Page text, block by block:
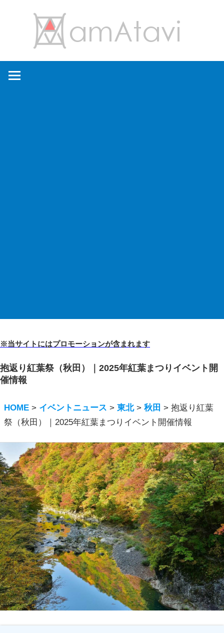
を
※当サイトにはプロモーションが含まれます
抱返り紅葉祭（秋田）｜2025年紅葉まつりイベント開
催情報
HOME > イベントニュース >東北>秋田 >抱返り紅葉
祭（秋田）｜2025年紅葉まつりイベント開催情報